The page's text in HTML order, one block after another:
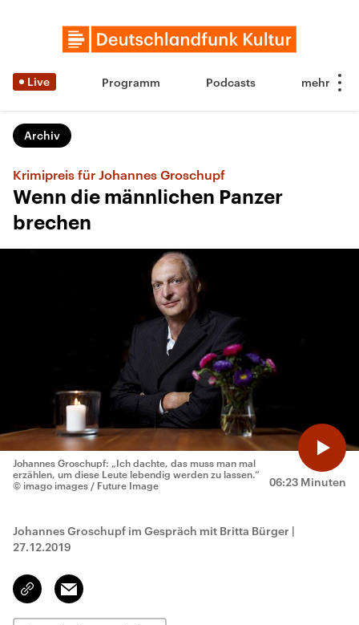
Live Programm Podcasts
Archiv
Krimipreis für Johannes Groschupf
Wenn die männlichen Panzer
brechen
06:23 Minuten
Johannes Groschupf: „Ich dachte, das muss man mal
erzählen, um diese Leute lebendig werden zu lassen.“
© imago images / Future Image
Johannes Groschupf im Gespräch mit Britta Bürger |
27.12.2019
Link
kopieren/teilen
Email